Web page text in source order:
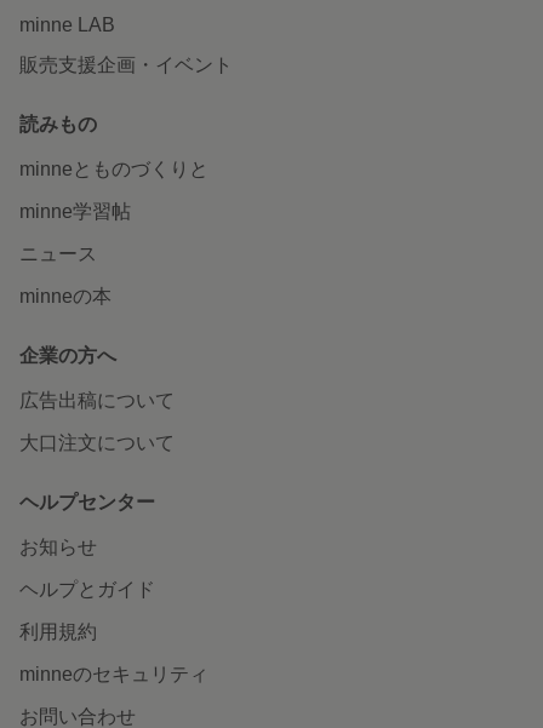
minne LAB
販売支援企画・イベント
読みもの
minneとものづくりと
minne学習帖
ニュース
minneの本
企業の方へ
広告出稿について
大口注文について
ヘルプセンター
お知らせ
ヘルプとガイド
利用規約
minneのセキュリティ
お問い合わせ